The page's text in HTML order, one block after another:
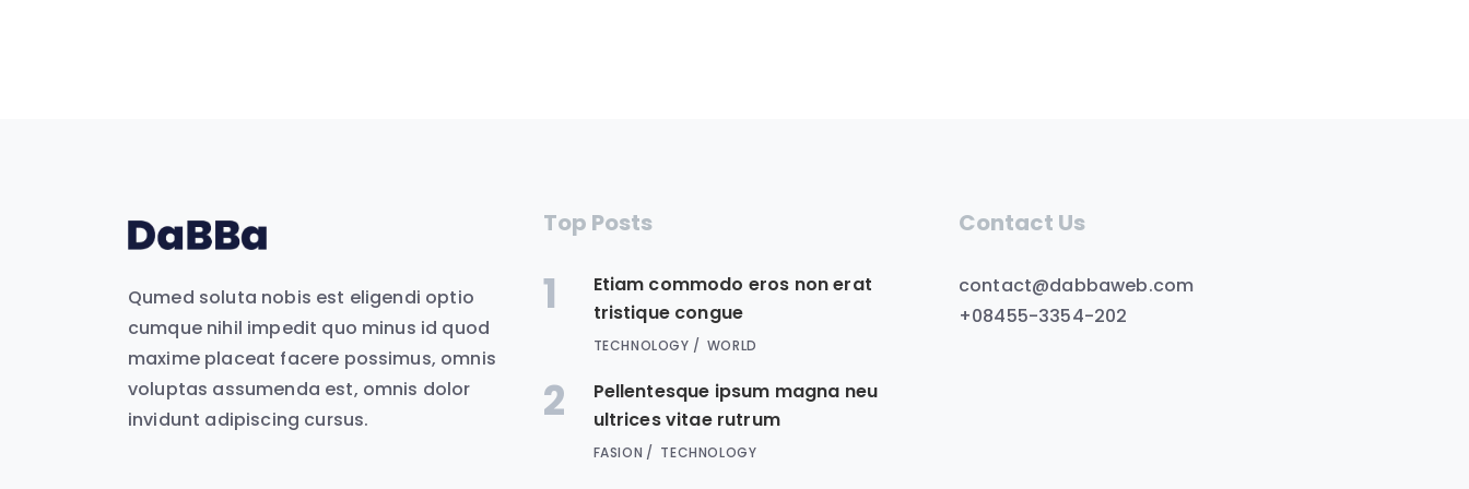
Qumed soluta nobis est eligendi optio
cumque nihil impedit quo minus id quod
maxime placeat facere possimus, omnis
voluptas assumenda est, omnis dolor
invidunt adipiscing cursus.
Top Posts
1
Etiam commodo eros non erat
tristique congue
TECHNOLOGY WORLD
2
Pellentesque ipsum magna neu
ultrices vitae rutrum
FASION TECHNOLOGY
Contact Us
contact@dabbaweb.com
+08455-3354-202